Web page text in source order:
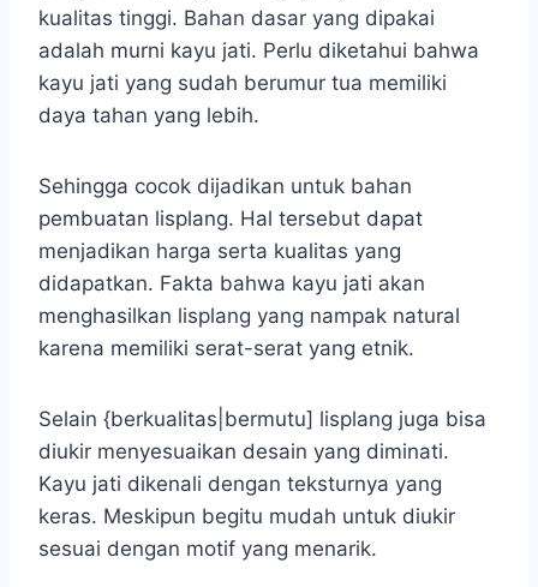
kualitas tinggi. Bahan dasar yang dipakai
adalah murni kayu jati. Perlu diketahui bahwa
kayu jati yang sudah berumur tua memiliki
daya tahan yang lebih.
Sehingga cocok dijadikan untuk bahan
pembuatan lisplang. Hal tersebut dapat
menjadikan harga serta kualitas yang
didapatkan. Fakta bahwa kayu jati akan
menghasilkan lisplang yang nampak natural
karena memiliki serat-serat yang etnik.
Selain {berkualitas|bermutu] lisplang juga bisa
diukir menyesuaikan desain yang diminati.
Kayu jati dikenali dengan teksturnya yang
keras. Meskipun begitu mudah untuk diukir
sesuai dengan motif yang menarik.